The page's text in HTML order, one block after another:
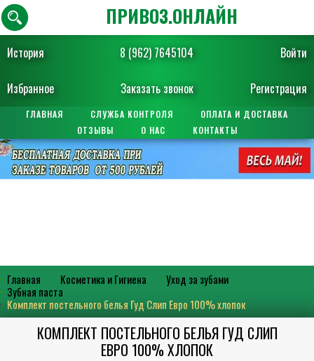
История 8 (962) 7645104 Войти
Избранное Заказать звонок Регистрация
ПРИВОЗ.ОНЛАЙН
ГЛАВНАЯ СЛУЖБА КОНТРОЛЯ
ОПЛАТА И ДОСТАВКА
ОТЗЫВЫ
О НАС КОНТАКТЫ
Главная Косметика и Гигиена
Уход за зубами
Зубная паста
Комплект постельного белья Гуд Слип Евро 100% хлопок
КОМПЛЕКТ ПОСТЕЛЬНОГО БЕЛЬЯ ГУД СЛИП
ЕВРО 100% ХЛОПОК